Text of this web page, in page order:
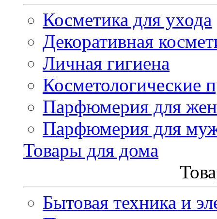
Косметика для ухода
Декоративная
Личная гигиена
Косметологические
Парфюмерия для
Парфюмерия для
Товары для дома
Бытовая техника и